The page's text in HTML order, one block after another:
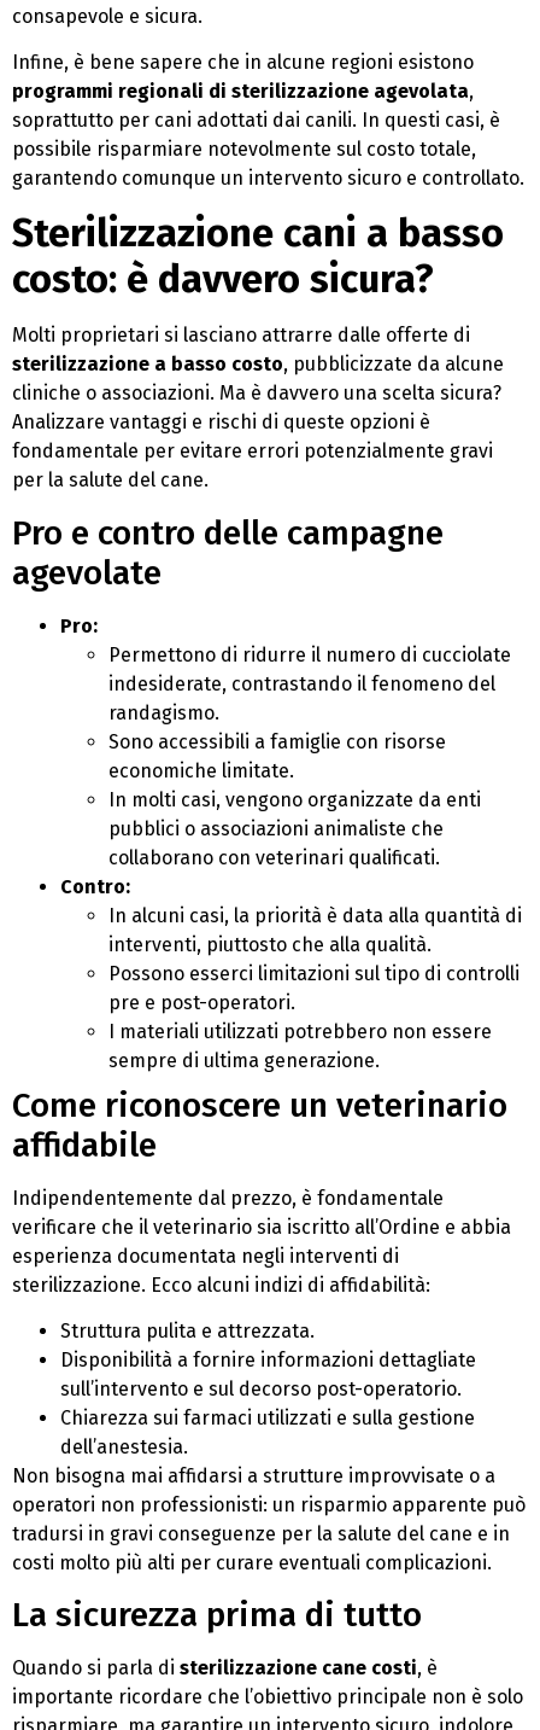
consapevole e sicura.
Infine, è bene sapere che in alcune regioni esistono
programmi regionali di sterilizzazione agevolata,
soprattutto per cani adottati dai canili. In questi casi, è
possibile risparmiare notevolmente sul costo totale,
garantendo comunque un intervento sicuro e controllato.
Sterilizzazione cani a basso
costo: è davvero sicura?
Molti proprietari si lasciano attrarre dalle offerte di
sterilizzazione a basso costo, pubblicizzate da alcune
cliniche o associazioni. Ma è davvero una scelta sicura?
Analizzare vantaggi e rischi di queste opzioni è
fondamentale per evitare errori potenzialmente gravi
per la salute del cane.
Pro e contro delle campagne
agevolate
Pro:
Permettono di ridurre il numero di cucciolate
indesiderate, contrastando il fenomeno del
randagismo.
Sono accessibili a famiglie con risorse
economiche limitate.
In molti casi, vengono organizzate da enti
pubblici o associazioni animaliste che
collaborano con veterinari qualificati.
Contro:
In alcuni casi, la priorità è data alla quantità di
interventi, piuttosto che alla qualità.
Possono esserci limitazioni sul tipo di controlli
pre e post-operatori.
I materiali utilizzati potrebbero non essere
sempre di ultima generazione.
Come riconoscere un veterinario
affidabile
Indipendentemente dal prezzo, è fondamentale
verificare che il veterinario sia iscritto all’Ordine e abbia
esperienza documentata negli interventi di
sterilizzazione. Ecco alcuni indizi di affidabilità:
Struttura pulita e attrezzata.
Disponibilità a fornire informazioni dettagliate
sull’intervento e sul decorso post-operatorio.
Chiarezza sui farmaci utilizzati e sulla gestione
dell’anestesia.
Non bisogna mai affidarsi a strutture improvvisate o a
operatori non professionisti: un risparmio apparente può
tradursi in gravi conseguenze per la salute del cane e in
costi molto più alti per curare eventuali complicazioni.
La sicurezza prima di tutto
Quando si parla di sterilizzazione cane costi, è
importante ricordare che l’obiettivo principale non è solo